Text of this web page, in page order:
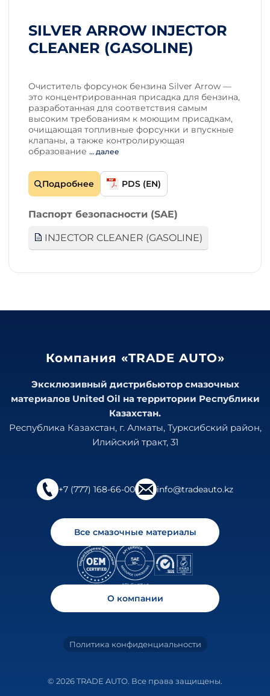
SILVER ARROW INJECTOR
CLEANER (GASOLINE)
Очиститель форсунок бензина Silver Arrow —
это концентрированная присадка для бензина,
разработанная для соответствия самым
высоким требованиям к моющим присадкам,
очищающая топливные форсунки и впускные
клапаны, а также контролирующая
образование… далее
Подробнее PDS (EN)
Паспорт безопасности (SAE)
INJECTOR CLEANER (GASOLINE)
Компания «TRADE AUTO»
Эксклюзивный дистрибьютор смазочных
материалов United Oil на территории Республики
Казахстан.
Республика Казахстан, г. Алматы, Турксибский район,
Илийский тракт, 31
+7 (777) 168-66-00 info@tradeauto.kz
Все смазочные материалы
О компании
Политика конфиденциальности
© 2026 TRADE AUTO. Все права защищены.